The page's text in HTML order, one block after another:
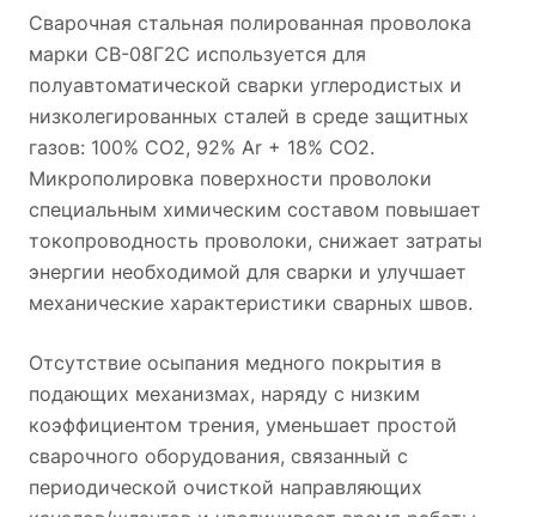
Сварочная стальная полированная проволока
марки СВ-08Г2С используется для
полуавтоматической сварки углеродистых и
низколегированных сталей в среде защитных
газов: 100% СО2, 92% Ar + 18% CO2.
Микрополировка поверхности проволоки
специальным химическим составом повышает
токопроводность проволоки, снижает затраты
энергии необходимой для сварки и улучшает
механические характеристики сварных швов.
Отсутствие осыпания медного покрытия в
подающих механизмах, наряду с низким
коэффициентом трения, уменьшает простой
сварочного оборудования, связанный с
периодической очисткой направляющих